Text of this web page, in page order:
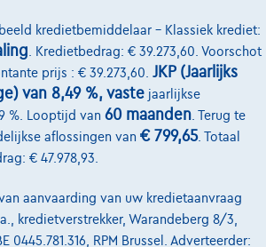
kredietbemiddelaar – Klassiek krediet:
. Kredietbedrag: € 39.273,60. Voorschot
prijs : € 39.273,60. JKP (Jaarlijks
van 8,49 %, vaste jaarlijkse
%. Looptijd van 60 maanden . Terug te
aflossingen van € 799,65. Totaal
€ 47.978,93.
aanvaarding van uw kredietaanvraag
kredietverstrekker, Warandeberg 8/3,
0445.781.316, RPM Brussel. Adverteerder:
SA/NV Copyright